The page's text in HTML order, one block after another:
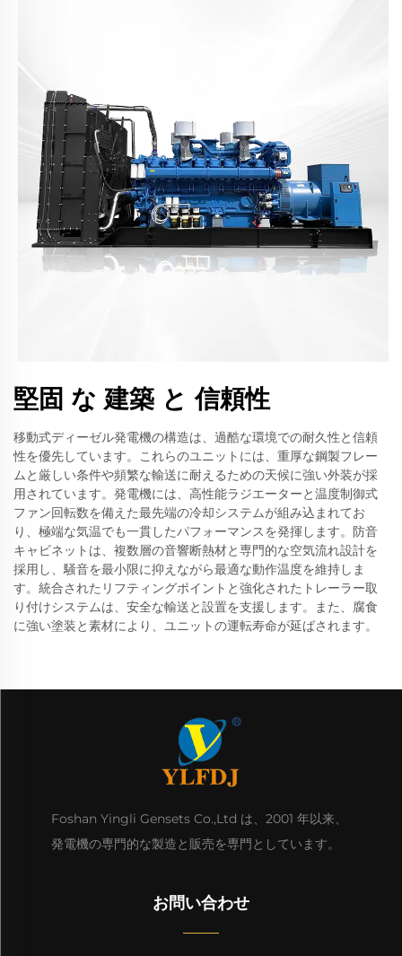
堅固 な 建築 と 信頼性
移動式ディーゼル発電機の構造は、過酷な環境での耐久性と信頼
性を優先しています。これらのユニットには、重厚な鋼製フレー
ムと厳しい条件や頻繁な輸送に耐えるための天候に強い外装が採
用されています。発電機には、高性能ラジエーターと温度制御式
ファン回転数を備えた最先端の冷却システムが組み込まれてお
り、極端な気温でも一貫したパフォーマンスを発揮します。防音
キャビネットは、複数層の音響断熱材と専門的な空気流れ設計を
採用し、騒音を最小限に抑えながら最適な動作温度を維持しま
す。統合されたリフティングポイントと強化されたトレーラー取
り付けシステムは、安全な輸送と設置を支援します。また、腐食
に強い塗装と素材により、ユニットの運転寿命が延ばされます。
Foshan Yingli Gensets Co.,Ltd は、2001 年以来、
発電機の専門的な製造と販売を専門としています。
お問い合わせ